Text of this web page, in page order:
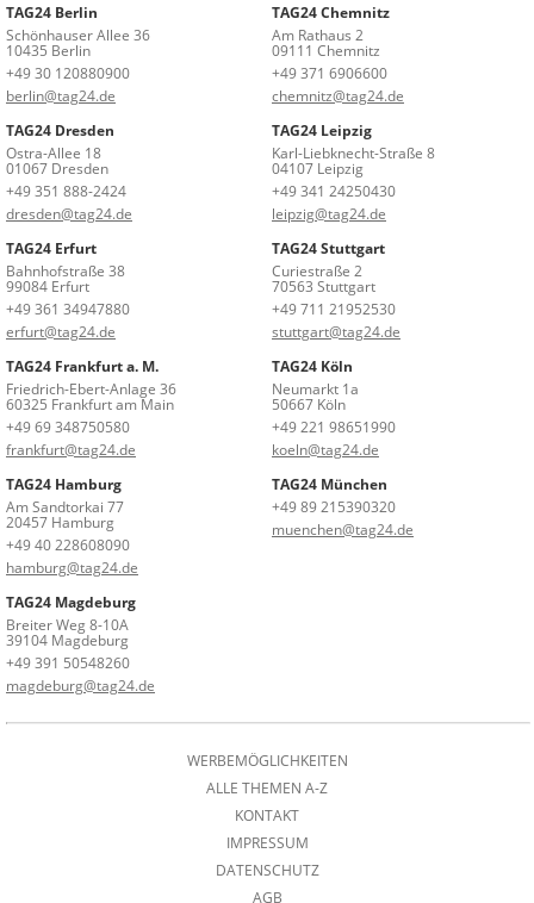
TAG24 Berlin
Schönhauser Allee 36
10435 Berlin
+49 30 120880900
berlin@tag24.de
TAG24 Chemnitz
Am Rathaus 2
09111 Chemnitz
+49 371 6906600
chemnitz@tag24.de
TAG24 Dresden
Ostra-Allee 18
01067 Dresden
+49 351 888-2424
dresden@tag24.de
TAG24 Leipzig
Karl-Liebknecht-Straße 8
04107 Leipzig
+49 341 24250430
leipzig@tag24.de
TAG24 Erfurt
Bahnhofstraße 38
99084 Erfurt
+49 361 34947880
erfurt@tag24.de
TAG24 Stuttgart
Curiestraße 2
70563 Stuttgart
+49 711 21952530
stuttgart@tag24.de
TAG24 Frankfurt a. M.
Friedrich-Ebert-Anlage 36
60325 Frankfurt am Main
+49 69 348750580
frankfurt@tag24.de
TAG24 Köln
Neumarkt 1a
50667 Köln
+49 221 98651990
koeln@tag24.de
TAG24 Hamburg
Am Sandtorkai 77
20457 Hamburg
+49 40 228608090
hamburg@tag24.de
TAG24 München
+49 89 215390320
muenchen@tag24.de
TAG24 Magdeburg
Breiter Weg 8-10A
39104 Magdeburg
+49 391 50548260
magdeburg@tag24.de
WERBEMÖGLICHKEITEN
ALLE THEMEN A-Z
KONTAKT
IMPRESSUM
DATENSCHUTZ
AGB